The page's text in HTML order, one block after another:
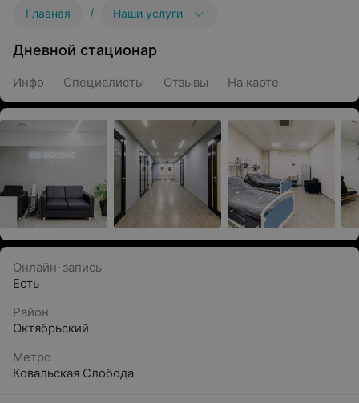
Главная / Наши услуги
Дневной стационар
Инфо Специалисты Отзывы На карте
Онлайн-запись
Есть
Район
Октябрьский
Метро
Ковальская Слобода